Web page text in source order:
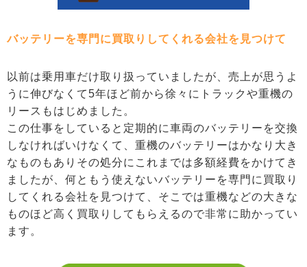
バッテリーを専門に買取りしてくれる会社を見つけて
以前は乗用車だけ取り扱っていましたが、売上が思うよ
うに伸びなくて5年ほど前から徐々にトラックや重機の
リースもはじめました。
この仕事をしていると定期的に車両のバッテリーを交換
しなければいけなくて、重機のバッテリーはかなり大き
なものもありその処分にこれまでは多額経費をかけてき
ましたが、何ともう使えないバッテリーを専門に買取り
してくれる会社を見つけて、そこでは重機などの大きな
ものほど高く買取りしてもらえるので非常に助かってい
ます。